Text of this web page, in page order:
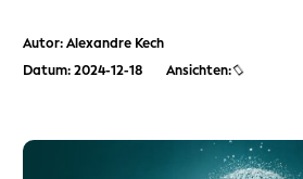
Autor: Alexandre Kech
Datum: 2024-12-18
Ansichten: